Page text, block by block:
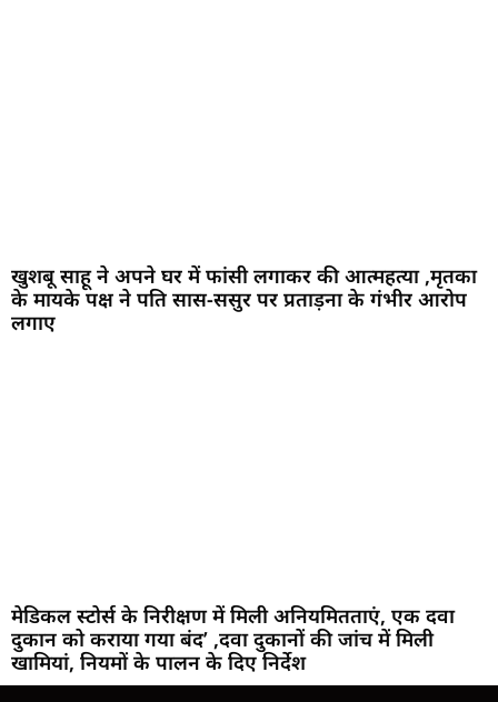
खुशबू साहू ने अपने घर में फांसी लगाकर की आत्महत्या ,मृतका
के मायके पक्ष ने पति सास-ससुर पर प्रताड़ना के गंभीर आरोप
लगाए
मेडिकल स्टोर्स के निरीक्षण में मिली अनियमितताएं, एक दवा
दुकान को कराया गया बंद’ ,दवा दुकानों की जांच में मिली
खामियां, नियमों के पालन के दिए निर्देश